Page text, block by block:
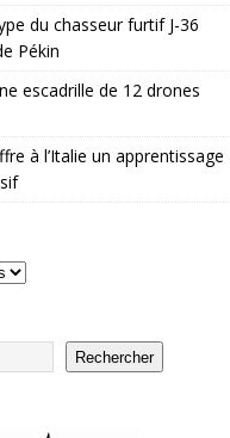
du chasseur furtif J-36
Pékin
escadrille de 12 drones
à l’Italie un apprentissage
Rechercher